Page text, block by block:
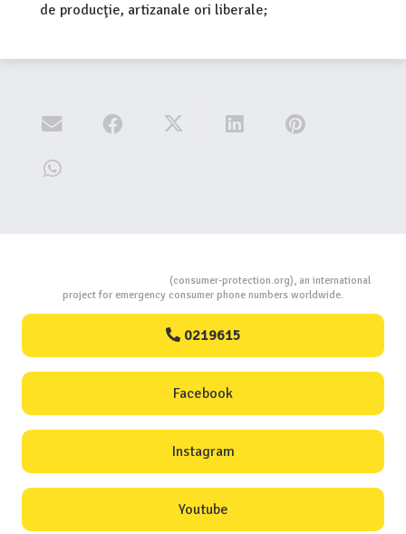
de producţie, artizanale ori liberale;
(consumer-protection.org), an international
project for emergency consumer phone numbers worldwide.
0219615
Facebook
Instagram
Youtube